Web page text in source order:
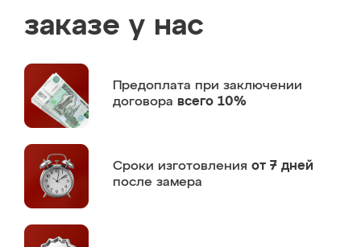
заказе у нас
Предоплата при заключении
договора всего 10%
Сроки изготовления от 7 дней
после замера